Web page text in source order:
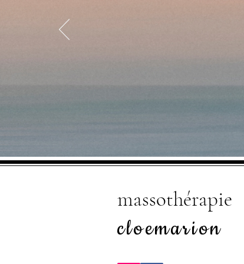
massothérapie
cloemarion